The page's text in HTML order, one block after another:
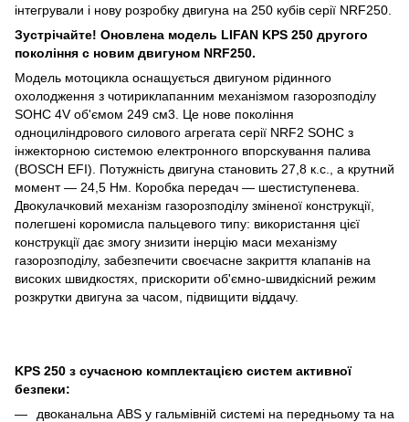
інтегрували і нову розробку двигуна на 250 кубів серії NRF250.
Зустрічайте! Оновлена модель LIFAN KPS 250 другого
покоління с новим двигуном NRF250.
Модель мотоцикла оснащується двигуном рідинного
охолодження з чотириклапанним механізмом газорозподілу
SOHC 4V об'ємом 249 см3. Це нове покоління
одноциліндрового силового агрегата серії NRF2 SOHC з
інжекторною системою електронного впорскування палива
(BOSCH EFI). Потужність двигуна становить 27,8 к.с., а крутний
момент — 24,5 Нм. Коробка передач — шестиступенева.
Двокулачковий механізм газорозподілу зміненої конструкції,
полегшені коромисла пальцевого типу: використання цієї
конструкції дає змогу знизити інерцію маси механізму
газорозподілу, забезпечити своєчасне закриття клапанів на
високих швидкостях, прискорити об'ємно-швидкісний режим
розкрутки двигуна за часом, підвищити віддачу.
KPS 250 з сучасною комплектацією систем активної
безпеки:
двоканальна ABS у гальмівній системі на передньому та на